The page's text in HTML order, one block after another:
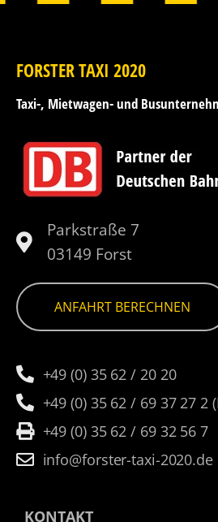
FORSTER TAXI 2020
Taxi-, Mietwagen- und
Parkstraße 7
03149 Forst
ANFAHRT BERECHNEN
+49 (0) 35 62 / 20 20
+49 (0) 35 62 / 69 37 27 2
+49 (0) 35 62 / 69 32 56 7
info@forster-taxi-2020.de
KONTAKT